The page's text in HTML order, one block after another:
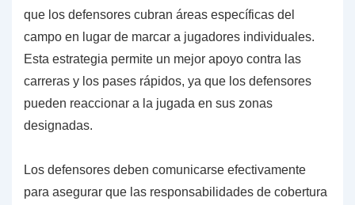
que los defensores cubran áreas específicas del
campo en lugar de marcar a jugadores individuales.
Esta estrategia permite un mejor apoyo contra las
carreras y los pases rápidos, ya que los defensores
pueden reaccionar a la jugada en sus zonas
designadas.
Los defensores deben comunicarse efectivamente
para asegurar que las responsabilidades de cobertura